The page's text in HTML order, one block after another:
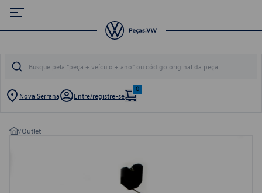
Nova Serrana Entre/registre-se
0
/Outlet